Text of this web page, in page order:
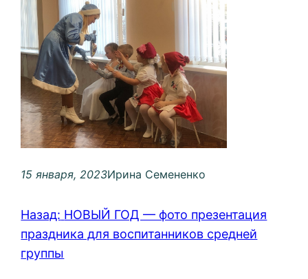
15 января, 2023Ирина Семененко
Назад: НОВЫЙ ГОД — фото презентация
праздника для воспитанников средней
группы